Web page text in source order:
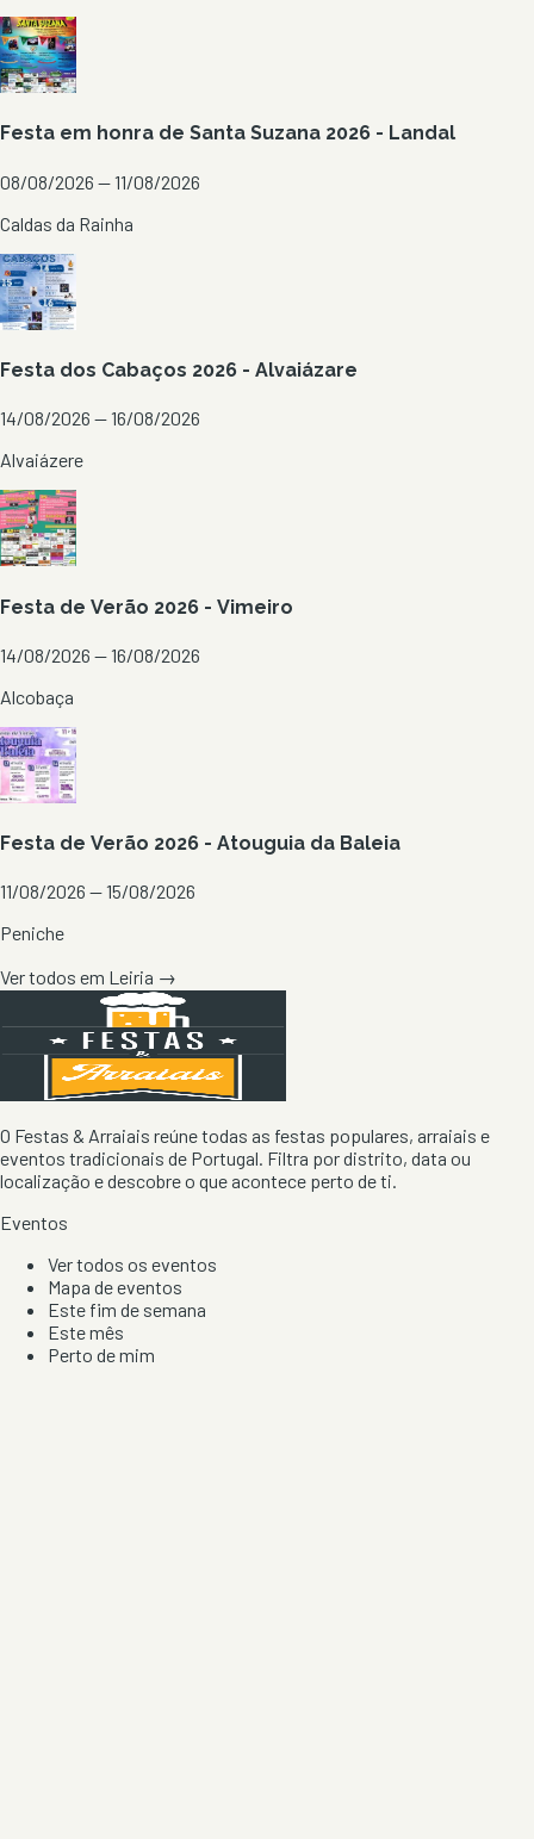
Festa em honra de Santa Suzana 2026 - Landal
08/08/2026 — 11/08/2026
Caldas da Rainha
Festa dos Cabaços 2026 - Alvaiázare
14/08/2026 — 16/08/2026
Alvaiázere
Festa de Verão 2026 - Vimeiro
14/08/2026 — 16/08/2026
Alcobaça
Festa de Verão 2026 - Atouguia da Baleia
11/08/2026 — 15/08/2026
Peniche
Ver todos em Leiria →
O Festas & Arraiais reúne todas as festas populares, arraiais e
eventos tradicionais de Portugal. Filtra por distrito, data ou
localização e descobre o que acontece perto de ti.
Eventos
Ver todos os eventos
Mapa de eventos
Este fim de semana
Este mês
Perto de mim